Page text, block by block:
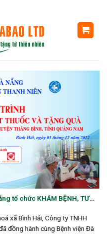
tổ chức KHÁM BỆNH, TƯ
người dân khó khăn tỉnh
xã Bình Hải, Công ty TNHH
đồng hành cùng Bệnh viện Đà